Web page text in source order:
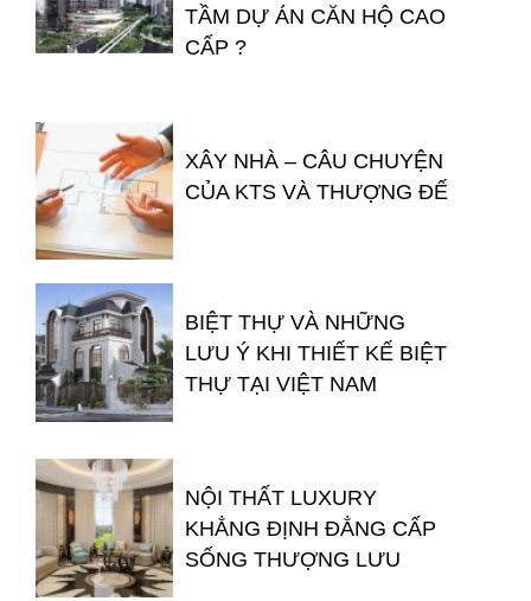
TẦM DỰ ÁN CĂN HỘ CAO
CẤP ?
XÂY NHÀ – CÂU CHUYỆN
CỦA KTS VÀ THƯỢNG ĐẾ
BIỆT THỰ VÀ NHỮNG
LƯU Ý KHI THIẾT KẾ BIỆT
THỰ TẠI VIỆT NAM
NỘI THẤT LUXURY
KHẲNG ĐỊNH ĐẲNG CẤP
SỐNG THƯỢNG LƯU